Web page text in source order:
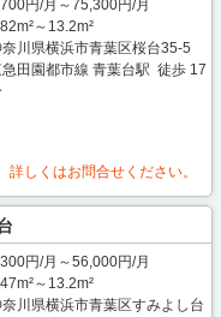
円/月～75,300円/月
～13.2m²
川県横浜市青葉区桜台35-5
急田園都市線 青葉台駅 徒歩 17
しくはお問合せください。
円/月～56,000円/月
～13.2m²
川県横浜市青葉区すみよし台